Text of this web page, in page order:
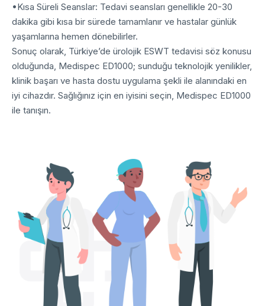
•Kısa Süreli Seanslar: Tedavi seansları genellikle 20-30
dakika gibi kısa bir sürede tamamlanır ve hastalar günlük
yaşamlarına hemen dönebilirler.
Sonuç olarak, Türkiye’de ürolojik ESWT tedavisi söz konusu
olduğunda, Medispec ED1000; sunduğu teknolojik yenilikler,
klinik başarı ve hasta dostu uygulama şekli ile alanındaki en
iyi cihazdır. Sağlığınız için en iyisini seçin, Medispec ED1000
ile tanışın.